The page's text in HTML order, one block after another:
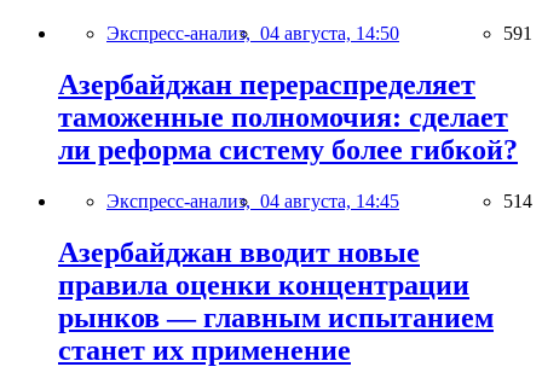
Экспресс-анализ, 04 августа, 14:50 591
Азербайджан перераспределяет
таможенные полномочия: сделает
ли реформа систему более гибкой?
Экспресс-анализ, 04 августа, 14:45 514
Азербайджан вводит новые
правила оценки концентрации
рынков — главным испытанием
станет их применение